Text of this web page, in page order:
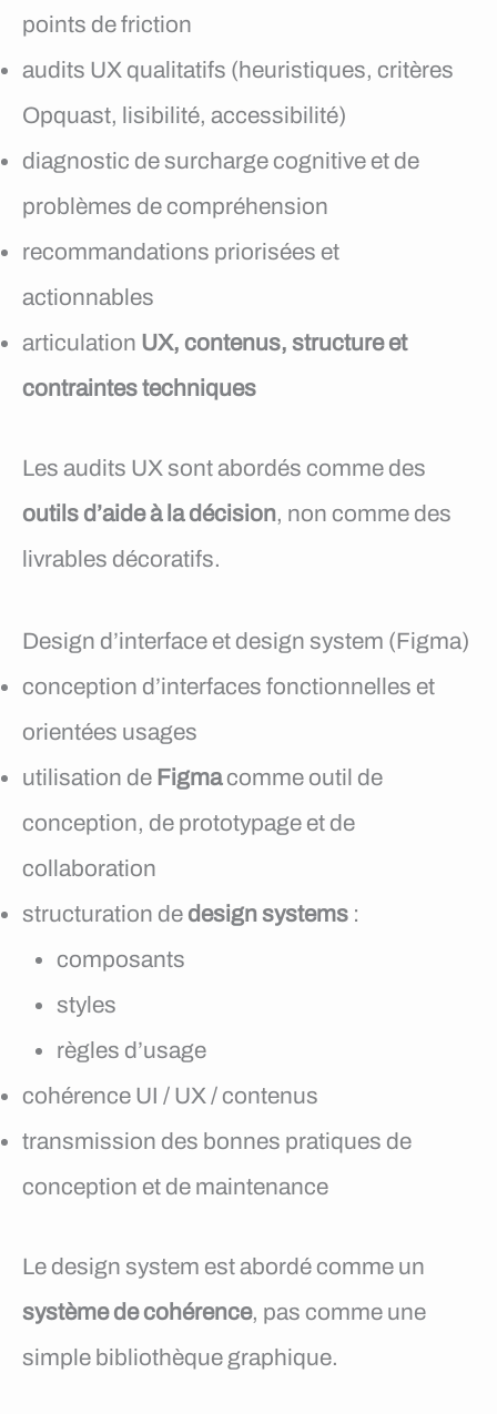
points de friction
audits UX qualitatifs (heuristiques, critères
Opquast, lisibilité, accessibilité)
diagnostic de surcharge cognitive et de
problèmes de compréhension
recommandations priorisées et
actionnables
articulation UX, contenus, structure et
contraintes techniques
Les audits UX sont abordés comme des
outils d’aide à la décision, non comme des
livrables décoratifs.
Design d’interface et design system (Figma)
conception d’interfaces fonctionnelles et
orientées usages
utilisation de Figmacomme outil de
conception, de prototypage et de
collaboration
structuration de design systems :
composants
styles
règles d’usage
cohérence UI / UX / contenus
transmission des bonnes pratiques de
conception et de maintenance
Le design system est abordé comme un
système de cohérence, pas comme une
simple bibliothèque graphique.